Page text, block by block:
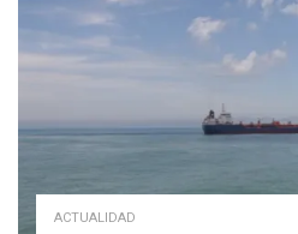
ACTUALIDAD